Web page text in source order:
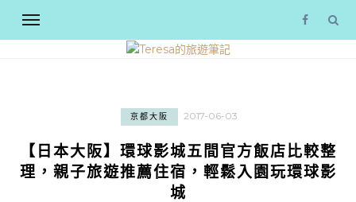
京都大阪 2017-06-03
【日本大阪】環球影城五間官方飯店比較整
理，親子旅遊推薦住宿，輕鬆入園玩環球影
城